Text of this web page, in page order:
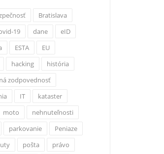
Bratislava
19 dane
eID
ESTA
EU
hacking
história
zodpovednosť
IT
kataster
moto
nehnuteľnosti
parkovanie
Peniaze
pošta
právo